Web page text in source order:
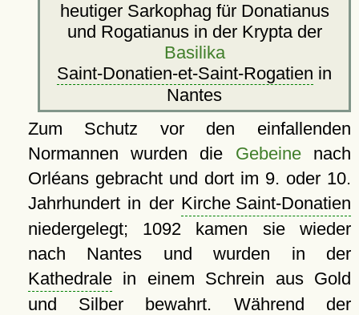
heutiger Sarkophag für Donatianus
und Rogatianus in der Krypta der
Basilika
Saint-Donatien-et-Saint-Rogatien in
Nantes
Zum Schutz vor den einfallenden
Normannen wurden die Gebeinenach
Orléans gebracht und dort im 9. oder 10.
Jahrhundert in der Kirche Saint-Donatien
niedergelegt; 1092 kamen sie wieder
nach Nantes und wurden in der
Kathedralein einem Schrein aus Gold
und Silber bewahrt. Während der